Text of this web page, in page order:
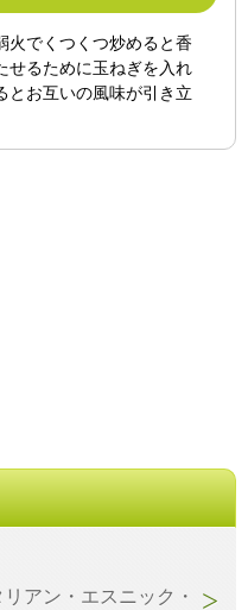
火でくつくつ炒めると香
せるために玉ねぎを入れ
とお互いの風味が引き立
アン・エスニック・